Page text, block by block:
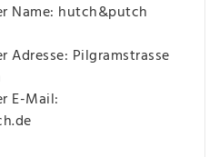
Name: hutch&putch
Adresse: Pilgramstrasse
E-Mail: